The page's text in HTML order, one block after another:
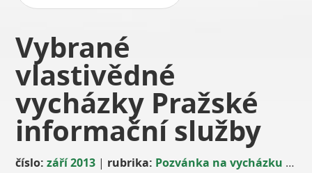
Vybrané
vlastivědné
vycházky Pražské
informační služby
číslo: září 2013 | rubrika: Pozvánka na vycházku